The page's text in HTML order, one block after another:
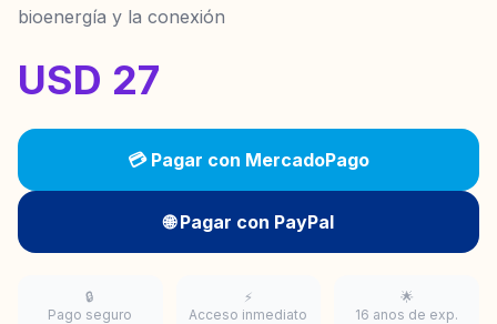
bioenergía y la conexión
USD 27
💳 Pagar con MercadoPago
🌐 Pagar con PayPal
🔒
Pago seguro
⚡
Acceso inmediato
🌟
16 anos de exp.